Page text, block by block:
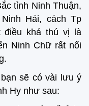
tỉnh Ninh Thuận,
Hải, cách Tp
điều khá thú vị là
Ninh Chữ rất nổi
sẽ có vài lưu ý
Hy như sau: